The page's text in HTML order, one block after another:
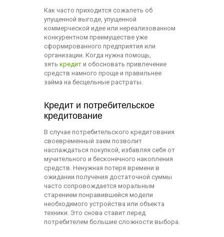
Как часто приходится сожалеть об
упущенной выгоде, упущенной
коммерческой идее или нереализованном
конкурентном преимуществе уже
сформированного предприятия или
организации. Когда нужна помощь,
зять кредити обосновать привлечение
средств намного проще и правильнее
займа на бесцельные растраты.
Кредит и потребительское
кредитование
В случае потребительского кредитования
своевременный заем позволит
наслаждаться покупкой, избавляя себя от
мучительного и бесконечного накопления
средств. Ненужная потеря времени в
ожидании получения достаточной суммы
часто сопровождается моральным
старением понравившейся модели
необходимого устройства или объекта
техники. Это снова ставит перед
потребителем большие сложности выбора.